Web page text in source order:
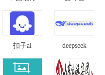
扣子ai deepseek